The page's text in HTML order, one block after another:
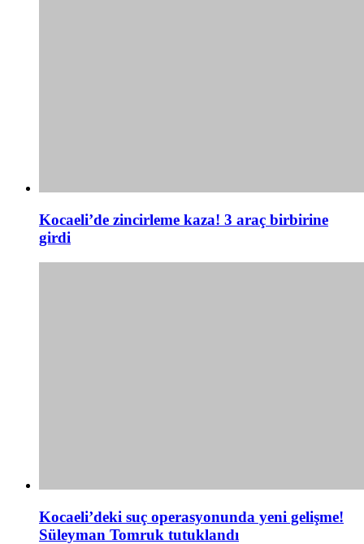
Kocaeli’de zincirleme kaza! 3 araç birbirine
girdi
Kocaeli’deki suç operasyonunda yeni gelişme!
Süleyman Tomruk tutuklandı